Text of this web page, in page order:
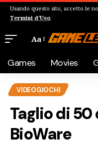
Usando questo sito, accetto le
Termini d'Uso.
Aa
Games Movies
VIDEOGIOCHI
Taglio di
BioWare